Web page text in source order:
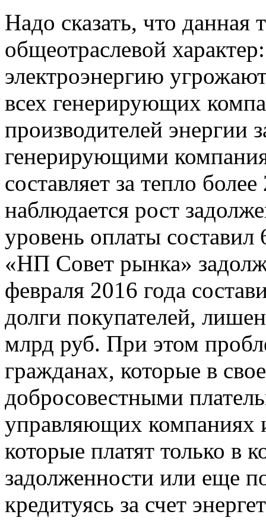
Надо сказать, что данная
общеотраслевой
электроэнергию
всех генерирующих
производителей энергии
генерирующими
составляет за тепло
наблюдается рост
уровень оплаты
«НП Совет рынка»
февраля 2016 года
долги покупателей,
млрд руб. При этом
гражданах, которые в
добросовестными
управляющих компаниях
которые платят только в
задолженности или еще
кредитуясь за счет